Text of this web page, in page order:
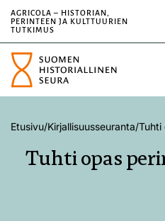
AGRICOLA – HISTORIAN,
PERINTEEN JA KULTTUURIEN
TUTKIMUS
Etusivu/Kirjallisuusseuranta/Tuhti
Tuhti opas